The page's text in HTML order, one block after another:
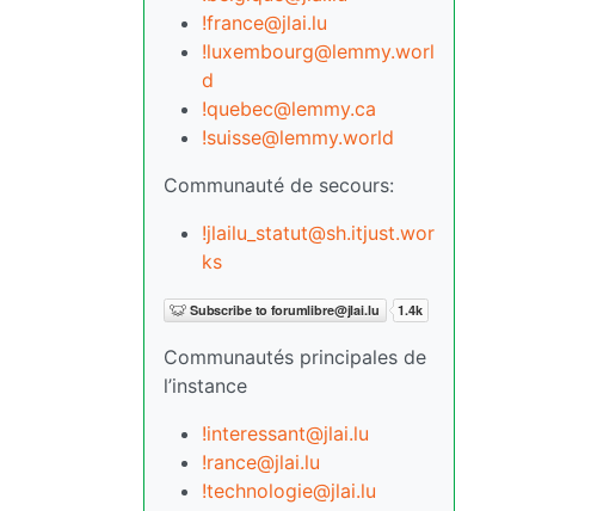
!france@jlai.lu
!luxembourg@lemmy.worl
d
!quebec@lemmy.ca
!suisse@lemmy.world
Communauté de secours:
!jlailu_statut@sh.itjust.wor
ks
Communautés principales de
l’instance
!interessant@jlai.lu
!rance@jlai.lu
!technologie@jlai.lu